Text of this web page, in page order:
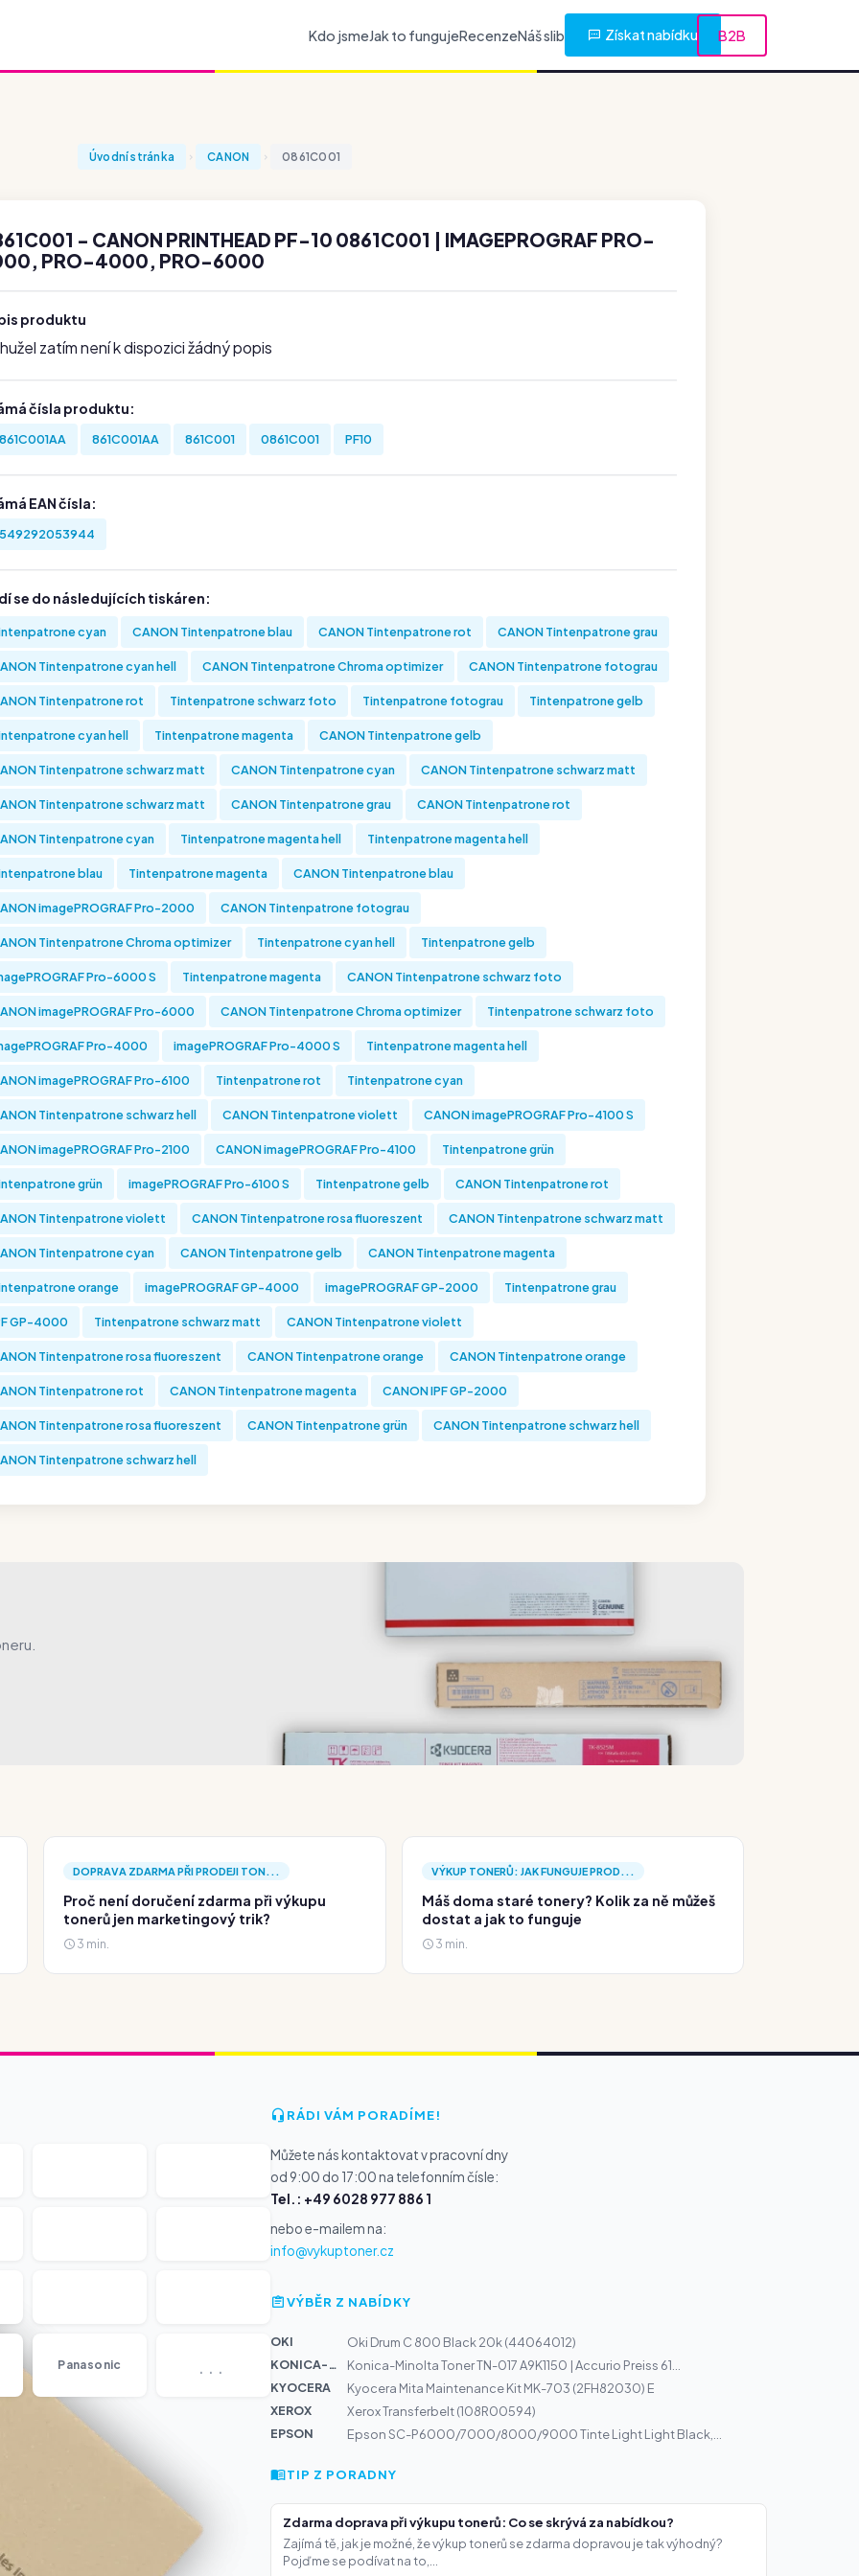
Kdo jsmeJak to fungujeRecenzeNáš slib Získat nabídku B2B
Úvodní stránka CANON 0861C001
- CANON PRINTHEAD PF-10 0861C001 | IMAGEPROGRAF PRO-
PRO-4000, PRO-6000
produktu
zatím není k dispozici žádný popis
čísla produktu:
861C001AA 861C001 0861C001 PF10
EAN čísla:
se do následujících tiskáren:
cyan CANON Tintenpatrone blau CANON Tintenpatrone rot CANON Tintenpatrone grau
Tintenpatrone cyan hell CANON Tintenpatrone Chroma optimizer CANON Tintenpatrone fotograu
Tintenpatrone rot Tintenpatrone schwarz foto Tintenpatrone fotograu Tintenpatrone gelb
cyan hell Tintenpatrone magenta CANON Tintenpatrone gelb
Tintenpatrone schwarz matt CANON Tintenpatrone cyan CANON Tintenpatrone schwarz matt
Tintenpatrone schwarz matt CANON Tintenpatrone grau CANON Tintenpatrone rot
Tintenpatrone cyan Tintenpatrone magenta hell Tintenpatrone magenta hell
blau Tintenpatrone magenta CANON Tintenpatrone blau
imagePROGRAF Pro-2000 CANON Tintenpatrone fotograu
Tintenpatrone Chroma optimizer Tintenpatrone cyan hell Tintenpatrone gelb
Pro-6000 S Tintenpatrone magenta CANON Tintenpatrone schwarz foto
imagePROGRAF Pro-6000 CANON Tintenpatrone Chroma optimizer Tintenpatrone schwarz foto
Pro-4000 imagePROGRAF Pro-4000 S Tintenpatrone magenta hell
imagePROGRAF Pro-6100 Tintenpatrone rot Tintenpatrone cyan
Tintenpatrone schwarz hell CANON Tintenpatrone violett CANON imagePROGRAF Pro-4100 S
imagePROGRAF Pro-2100 CANON imagePROGRAF Pro-4100 Tintenpatrone grün
grün imagePROGRAF Pro-6100 S Tintenpatrone gelb CANON Tintenpatrone rot
Tintenpatrone violett CANON Tintenpatrone rosa fluoreszent CANON Tintenpatrone schwarz matt
Tintenpatrone cyan CANON Tintenpatrone gelb CANON Tintenpatrone magenta
orange imagePROGRAF GP-4000 imagePROGRAF GP-2000 Tintenpatrone grau
GP-4000 Tintenpatrone schwarz matt CANON Tintenpatrone violett
Tintenpatrone rosa fluoreszent CANON Tintenpatrone orange CANON Tintenpatrone orange
Tintenpatrone rot CANON Tintenpatrone magenta CANON IPF GP-2000
Tintenpatrone rosa fluoreszent CANON Tintenpatrone grün CANON Tintenpatrone schwarz hell
Tintenpatrone schwarz hell
DOPRAVA ZDARMA PŘI PRODEJI TON...
Proč není doručení zdarma při výkupu
tonerů jen marketingový trik?
3 min.
VÝKUP TONERŮ: JAK FUNGUJE PROD...
Máš doma staré tonery? Kolik za ně můžeš
dostat a jak to funguje
3 min.
Panasonic ...
RÁDI VÁM PORADÍME!
Můžete nás kontaktovat v pracovní dny
od 9:00 do 17:00 na telefonním čísle:
Tel.: +49 6028 977 886 1
nebo e-mailem na:
info@vykuptoner.cz
VÝBĚR Z NABÍDKY
OKI
Oki Drum C 800 Black 20k (44064012)
KONICA-MIN...
Konica-Minolta Toner TN-017 A9K1150 | Accurio Preiss 61...
KYOCERA
Kyocera Mita Maintenance Kit MK-703 (2FH82030) E
XEROX
Xerox Transferbelt (108R00594)
EPSON
Epson SC-P6000/7000/8000/9000 Tinte Light Light Black,...
TIP Z PORADNY
Zdarma doprava při výkupu tonerů: Co se skrývá za nabídkou?
Zajímá tě, jak je možné, že výkup tonerů se zdarma dopravou je tak výhodný?
Pojďme se podívat na to,...